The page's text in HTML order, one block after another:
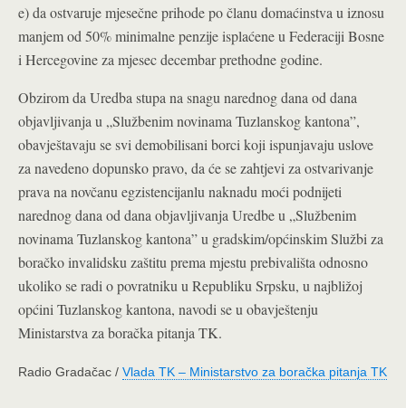
e) da ostvaruje mjesečne prihode po članu domaćinstva u iznosu
manjem od 50% minimalne penzije isplaćene u Federaciji Bosne
i Hercegovine za mjesec decembar prethodne godine.
Obzirom da Uredba stupa na snagu narednog dana od dana
objavljivanja u „Službenim novinama Tuzlanskog kantona”,
obavještavaju se svi demobilisani borci koji ispunjavaju uslove
za navedeno dopunsko pravo, da će se zahtjevi za ostvarivanje
prava na novčanu egzistencijanlu naknadu moći podnijeti
narednog dana od dana objavljivanja Uredbe u „Službenim
novinama Tuzlanskog kantona” u gradskim/općinskim Službi za
boračko invalidsku zaštitu prema mjestu prebivališta odnosno
ukoliko se radi o povratniku u Republiku Srpsku, u najbližoj
općini Tuzlanskog kantona, navodi se u obavještenju
Ministarstva za boračka pitanja TK.
Radio Gradačac / Vlada TK – Ministarstvo za boračka pitanja TK